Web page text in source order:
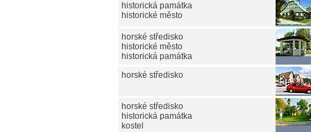
historická památka
historické město
horské středisko
historické město
historická památka
horské středisko
horské středisko
historická památka
kostel